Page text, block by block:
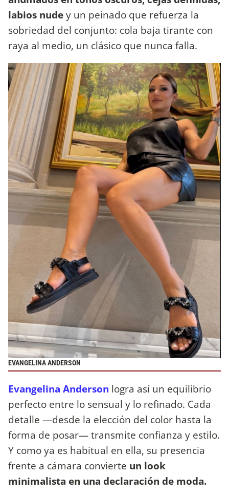
labios nudey un peinado que refuerza la
sobriedad del conjunto: cola baja tirante con
raya al medio, un clásico que nunca falla.
EVANGELINA ANDERSON
Evangelina Anderson logra así un equilibrio
perfecto entre lo sensual y lo refinado. Cada
detalle —desde la elección del color hasta la
forma de posar— transmite confianza y estilo.
Y como ya es habitual en ella, su presencia
frente a cámara convierte un look
minimalista en una declaración de moda.